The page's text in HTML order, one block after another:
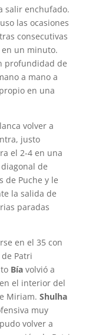
salir enchufado.
las ocasiones
consecutivas
un minuto.
profundidad de
a mano a
en una
volver a
justo
el 2-4 en una
de
de Puche y le
la salida de
paradas
en el 35 con
Patri
Bíavolvió a
el interior del
Miriam. Shulha
muy
volver a